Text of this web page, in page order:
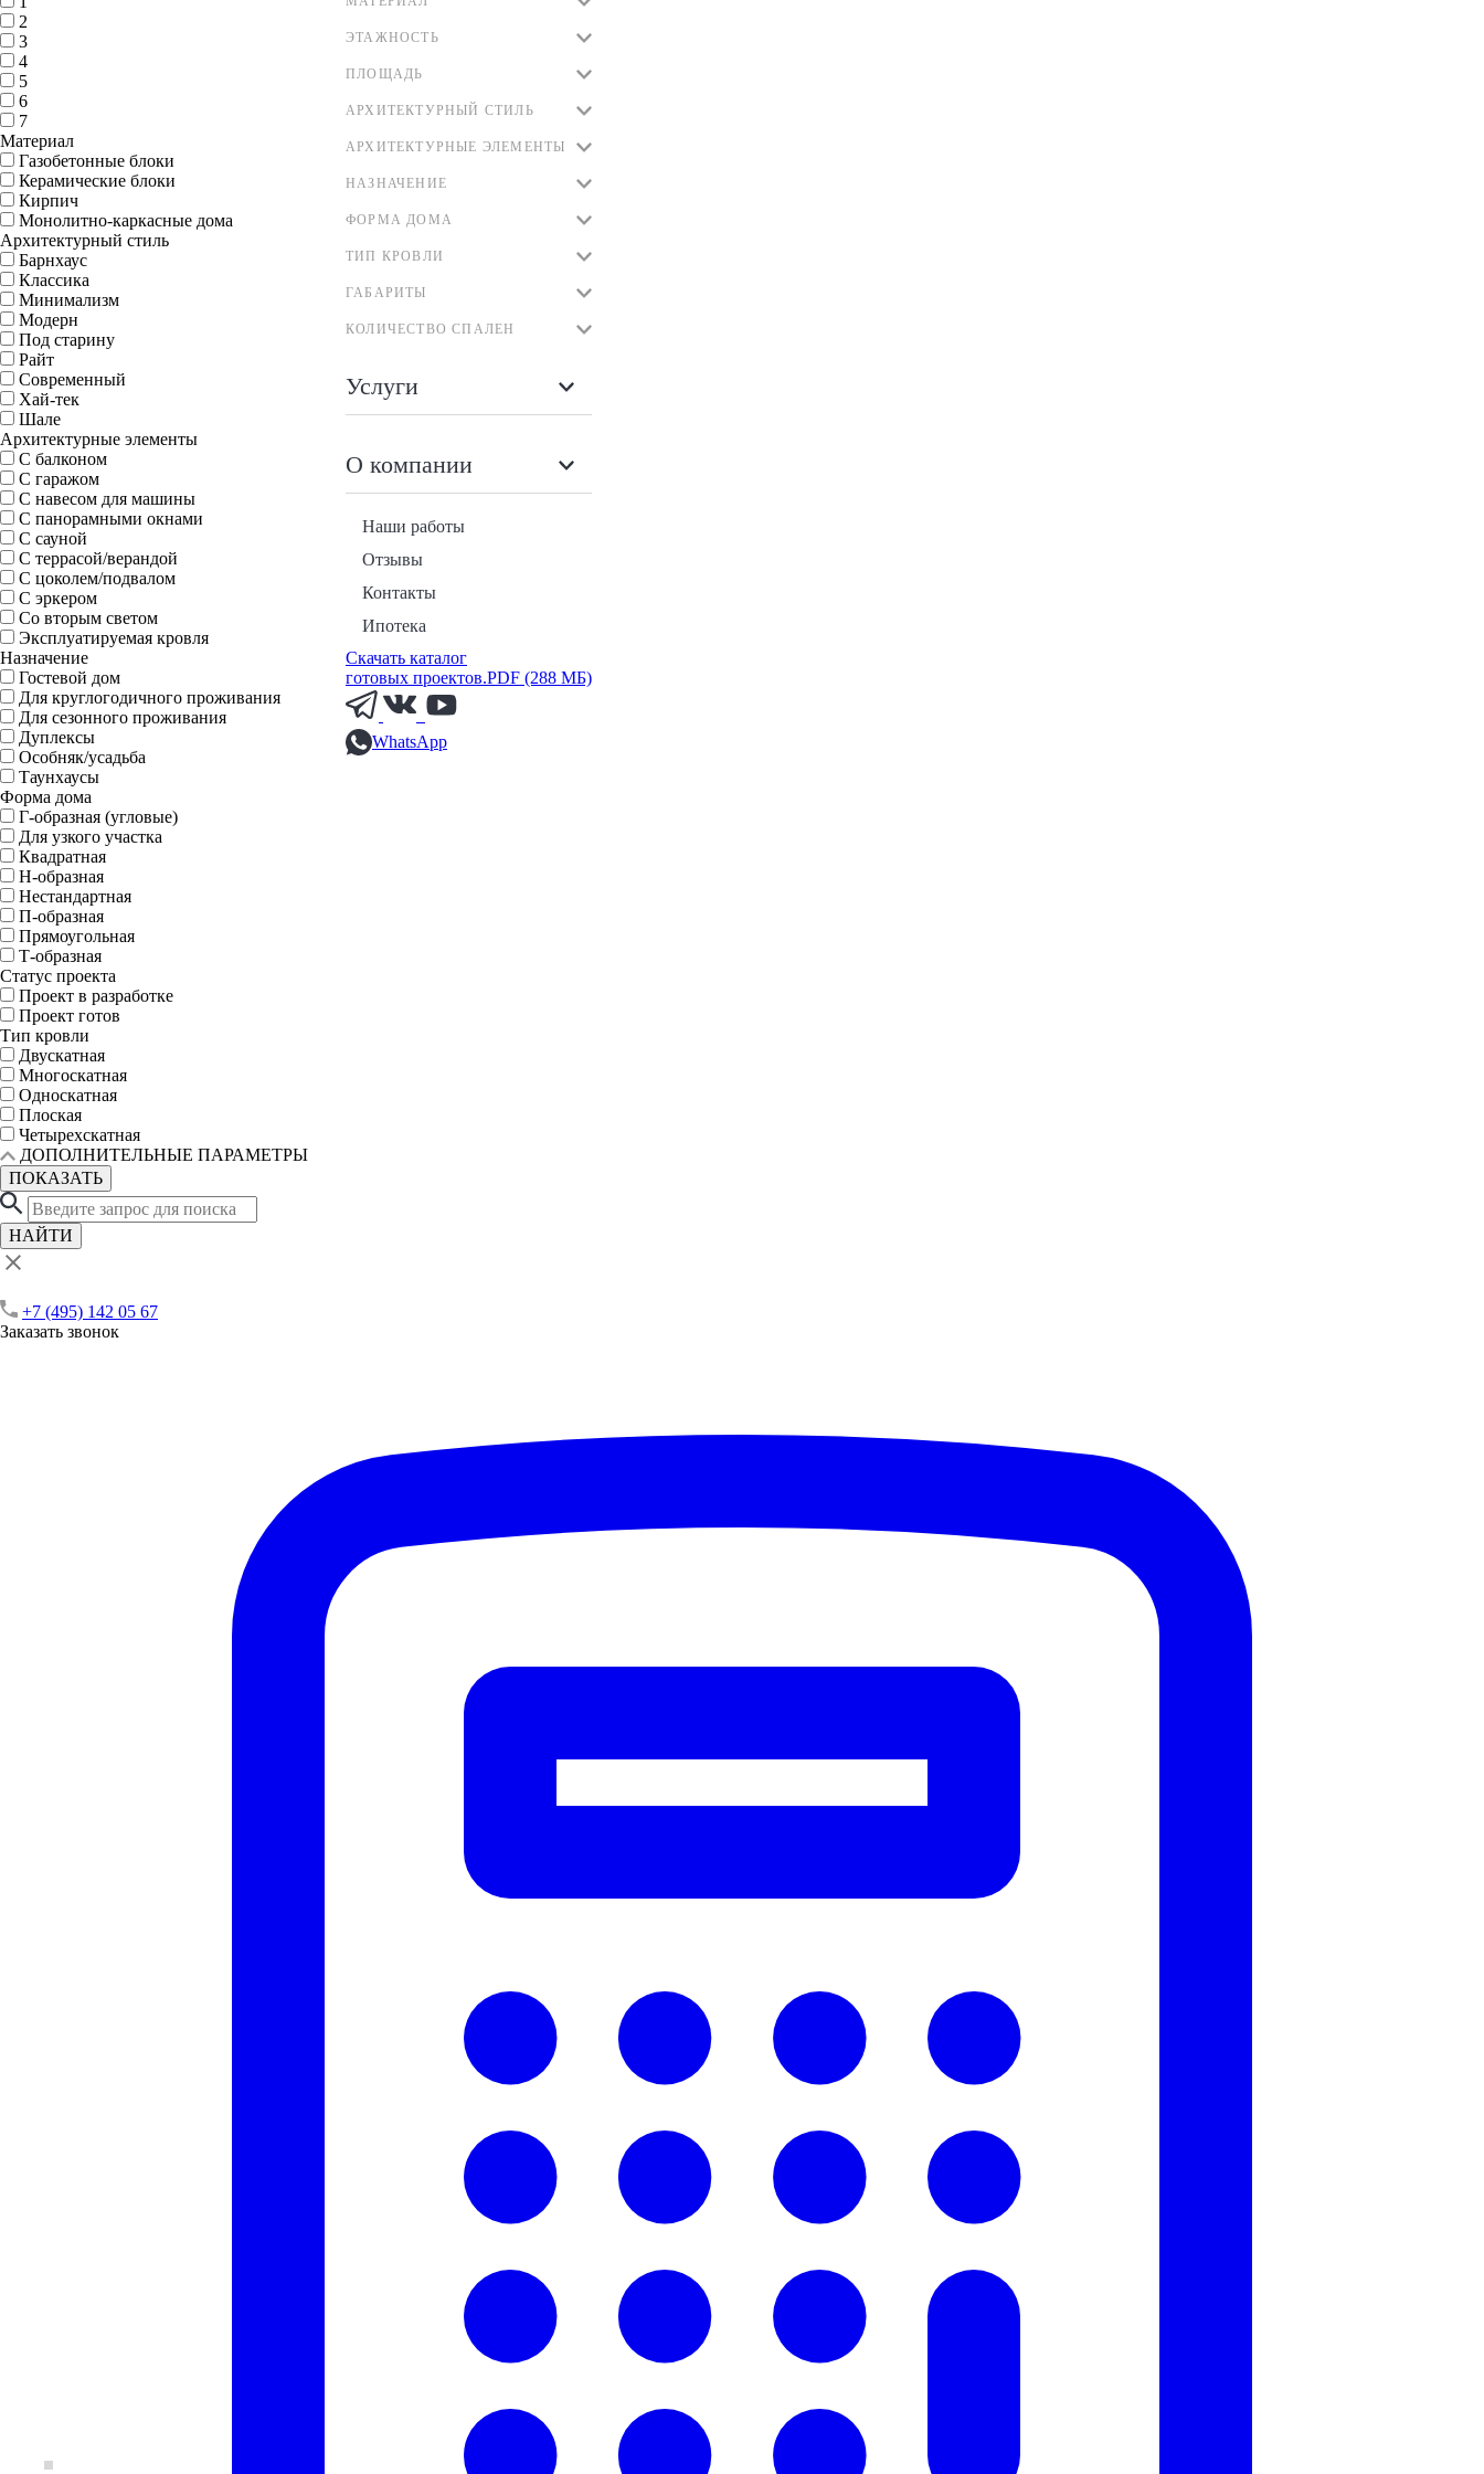
ЭТАЖНОСТЬ
ПЛОЩАДЬ
АРХИТЕКТУРНЫЙ СТИЛЬ
АРХИТЕКТУРНЫЕ ЭЛЕМЕНТЫ
НАЗНАЧЕНИЕ
ФОРМА ДОМА
ТИП КРОВЛИ
ГАБАРИТЫ
КОЛИЧЕСТВО СПАЛЕН
Услуги
О компании
Наши работы
Отзывы
Контакты
Ипотека
Скачать каталог
готовых проектов.PDF (288 МБ)
WhatsApp
2
3
4
5
6
7
Материал
Газобетонные блоки
Керамические блоки
Кирпич
Монолитно-каркасные дома
Архитектурный стиль
Барнхаус
Классика
Минимализм
Модерн
Под старину
Райт
Современный
Хай-тек
Шале
Архитектурные элементы
С балконом
С гаражом
С навесом для машины
С панорамными окнами
С сауной
С террасой/верандой
С цоколем/подвалом
С эркером
Со вторым светом
Эксплуатируемая кровля
Назначение
Гостевой дом
Для круглогодичного проживания
Для сезонного проживания
Дуплексы
Особняк/усадьба
Таунхаусы
Форма дома
Г-образная (угловые)
Для узкого участка
Квадратная
Н-образная
Нестандартная
П-образная
Прямоугольная
Т-образная
Статус проекта
Проект в разработке
Проект готов
Тип кровли
Двускатная
Многоскатная
Односкатная
Плоская
Четырехскатная
ДОПОЛНИТЕЛЬНЫЕ ПАРАМЕТРЫ
ПОКАЗАТЬ
НАЙТИ
+7 (495) 142 05 67
Заказать звонок